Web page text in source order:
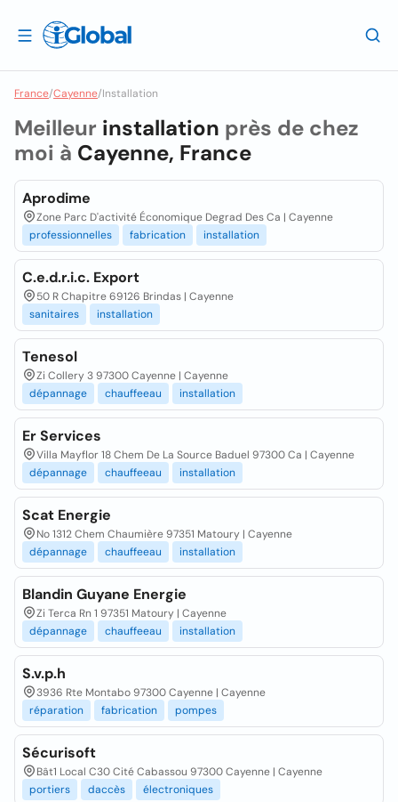
France/Cayenne/Installation
Meilleur installation près de chez
moi à Cayenne, France
Aprodime
Zone Parc D'activité Économique Degrad Des Ca | Cayenne
professionnelles
fabrication installation
C.e.d.r.i.c. Export
50 R Chapitre 69126 Brindas | Cayenne
sanitaires
installation
Tenesol
Zi Collery 3 97300 Cayenne | Cayenne
dépannage
chauffeeau installation
Er Services
Villa Mayflor 18 Chem De La Source Baduel 97300 Ca | Cayenne
dépannage
chauffeeau installation
Scat Energie
No 1312 Chem Chaumière 97351 Matoury | Cayenne
dépannage
chauffeeau installation
Blandin Guyane Energie
Zi Terca Rn 1 97351 Matoury | Cayenne
dépannage
chauffeeau installation
S.v.p.h
3936 Rte Montabo 97300 Cayenne | Cayenne
réparation
fabrication pompes
Sécurisoft
Bât1 Local C30 Cité Cabassou 97300 Cayenne | Cayenne
portiers
daccès électroniques